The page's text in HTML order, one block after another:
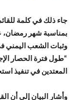
جاء ذلك في كلمة
بمناسبة شهر رمضان،
وثبات الشعب اليمني
“طول فترة الحصار
المعتدين في تنفيذ
وأشار البيان إلى أن